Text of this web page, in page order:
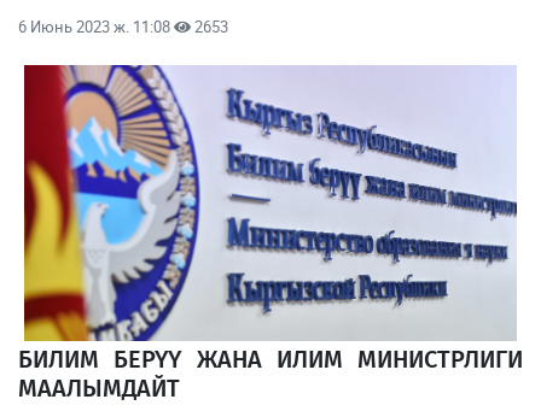
6 Июнь 2023 ж. 11:08
2653
БИЛИМ БЕРҮҮ ЖАНА ИЛИМ МИНИСТРЛИГИ
МААЛЫМДАЙТ